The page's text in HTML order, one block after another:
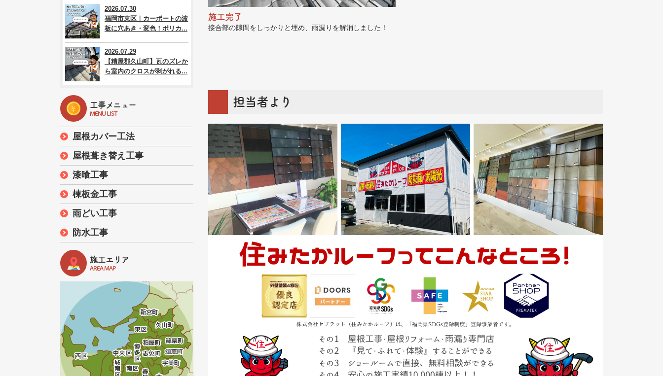
施工完了
接合部の隙間をしっかりと埋め、雨漏りを解消しました！
担当者より
2026.07.30
福岡市東区｜カーポートの波
板に穴あき・変色！ポリカ...
2026.07.29
【糟屋郡久山町】瓦のズレか
ら室内のクロスが剥がれる...
工事メニュー
MENU LIST
屋根カバー工法
屋根葺き替え工事
漆喰工事
棟板金工事
雨どい工事
防水工事
施工エリア
AREA MAP